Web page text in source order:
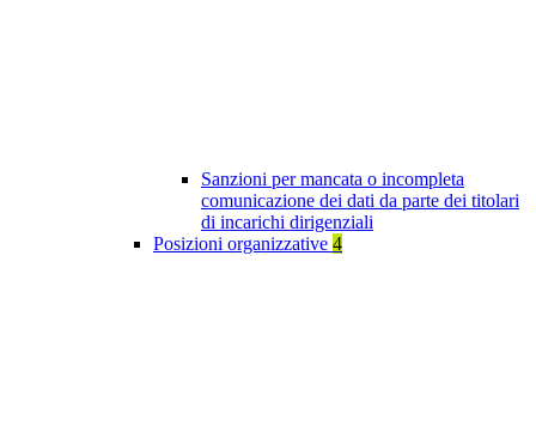
Sanzioni per mancata o incompleta
comunicazione dei dati da parte dei titolari
di incarichi dirigenziali
Posizioni organizzative 4